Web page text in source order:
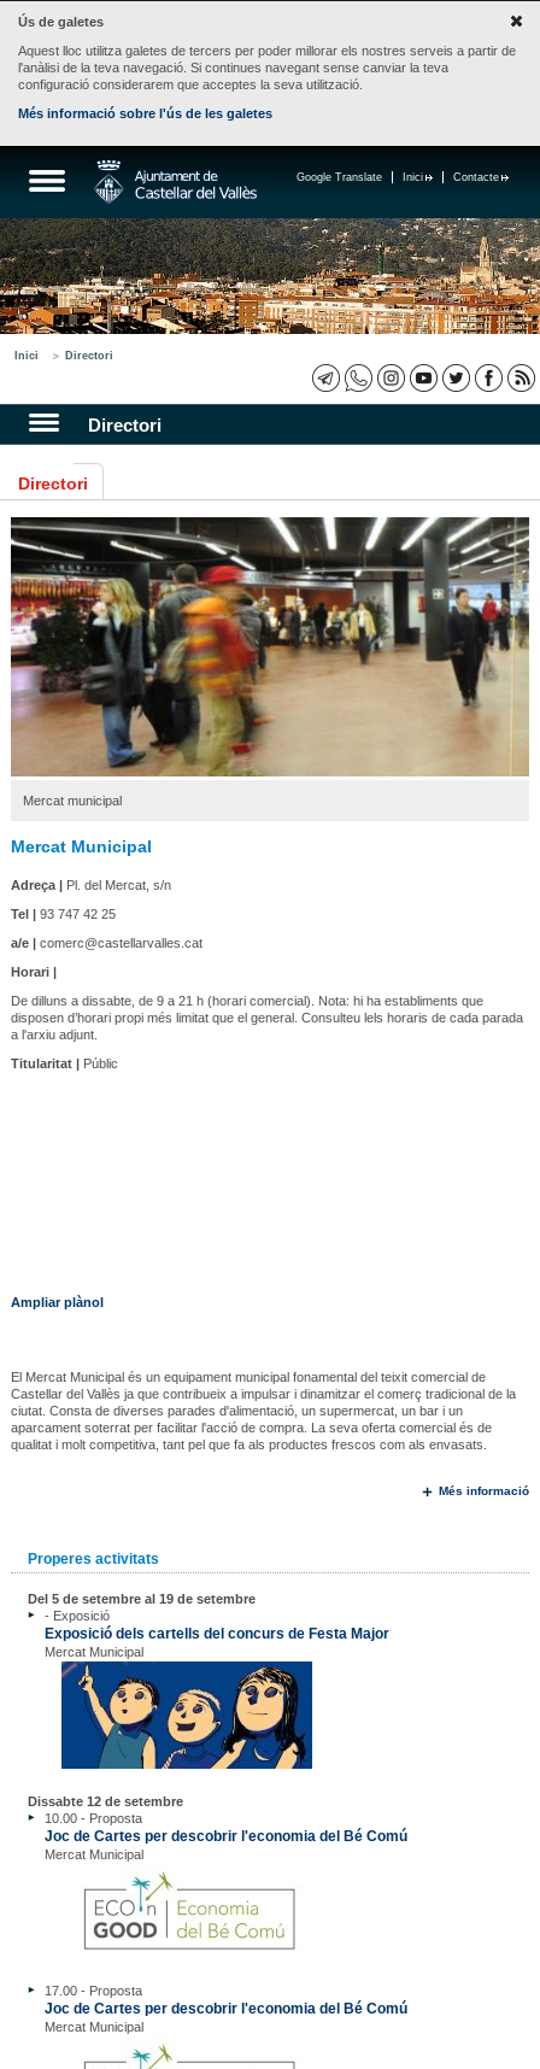
Ús de galetes
Aquest lloc utilitza galetes de tercers per poder millorar els nostres serveis a partir de
l'anàlisi de la teva navegació. Si continues navegant sense canviar la teva
configuració considerarem que acceptes la seva utilització.
Més informació sobre l'ús de les galetes
Contacte
Inici
Google Translate
Inici Directori
Directori
Directori
Mercat municipal
Mercat Municipal
Adreça |Pl. del Mercat, s/n
Tel |93 747 42 25
a/e |comerc@castellarvalles.cat
Horari |
De dilluns a dissabte, de 9 a 21 h (horari comercial). Nota: hi ha establiments que
disposen d’horari propi més limitat que el general. Consulteu lels horaris de cada parada
a l'arxiu adjunt.
Titularitat |Públic
Ampliar plànol
El Mercat Municipal és un equipament municipal fonamental del teixit comercial de
Castellar del Vallès ja que contribueix a impulsar i dinamitzar el comerç tradicional de la
ciutat. Consta de diverses parades d'alimentació, un supermercat, un bar i un
aparcament soterrat per facilitar l'acció de compra. La seva oferta comercial és de
qualitat i molt competitiva, tant pel que fa als productes frescos com als envasats.
Més informació
Properes activitats
Del 5 de setembre al 19 de setembre
- Exposició
Exposició dels cartells del concurs de Festa Major
Mercat Municipal
Dissabte 12 de setembre
10.00 - Proposta
Joc de Cartes per descobrir l'economia del Bé Comú
Mercat Municipal
17.00 - Proposta
Joc de Cartes per descobrir l'economia del Bé Comú
Mercat Municipal